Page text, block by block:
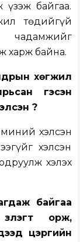
үзэж байгаа.
төдийгүй
чадамжийг
харж байна.
хөгжил
гэсэн
үү?
хэлсэн
хэлсэн
хэлэх
байгаа
орж,
цэргийн